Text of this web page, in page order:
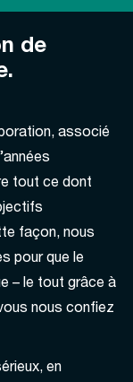
de
associé
tout ce dont
façon, nous
pour que le
– le tout grâce à
nous confiez
en